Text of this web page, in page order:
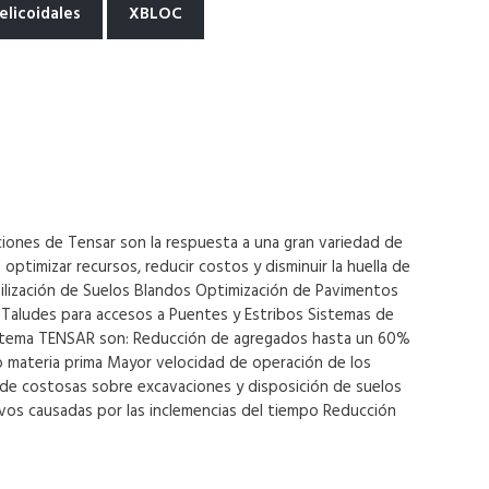
XBLOC
de Tensar son la respuesta a una gran variedad de
recursos, reducir costos y disminuir la huella de
de Suelos Blandos Optimización de Pavimentos
para accesos a Puentes y Estribos Sistemas de
TENSAR son: Reducción de agregados hasta un 60%
prima Mayor velocidad de operación de los
costosas sobre excavaciones y disposición de suelos
causadas por las inclemencias del tiempo Reducción